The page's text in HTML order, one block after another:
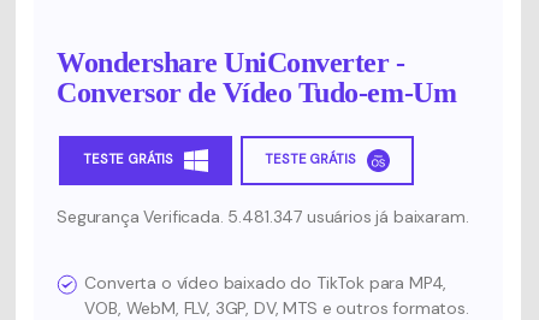
Wondershare UniConverter -
Conversor de Vídeo Tudo-em-Um
TESTE GRÁTIS TESTE GRÁTIS
Segurança Verificada. 5.481.347 usuários já baixaram.
Converta o vídeo baixado do TikTok para MP4,
VOB, WebM, FLV, 3GP, DV, MTS e outros formatos.